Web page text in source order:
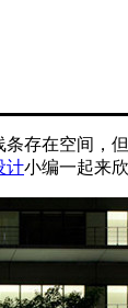
存在空间，
计小编一起来